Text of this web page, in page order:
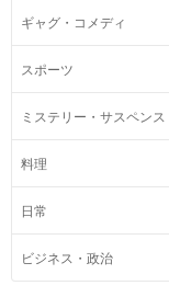
ギャグ・コメディ
スポーツ
ミステリー・サスペンス
料理
日常
ビジネス・政治